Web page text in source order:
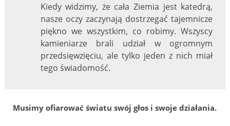
Kiedy widzimy, że cała Ziemia jest katedrą,
nasze oczy zaczynają dostrzegać tajemnicze
piękno we wszystkim, co robimy. Wszyscy
kamieniarze brali udział w ogromnym
przedsięwzięciu, ale tylko jeden z nich miał
tego świadomość.
Musimy ofiarować światu swój głos i swoje działania.